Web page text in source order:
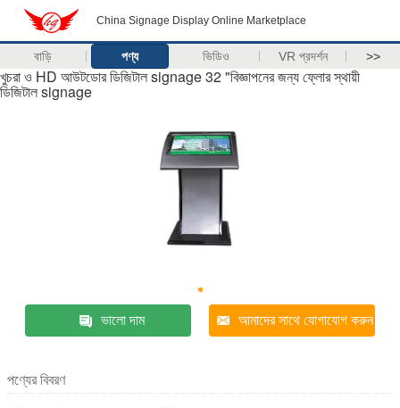
China Signage Display Online Marketplace
বাড়ি পণ্য ভিডিও VR প্রদর্শন >>
খুচরা ও HD আউটডোর ডিজিটাল signage 32 "বিজ্ঞাপনের জন্য ফ্লোর স্থায়ী
ডিজিটাল signage
ভালো দাম আমাদের সাথে যোগাযোগ করুন
পণ্যের বিবরণ